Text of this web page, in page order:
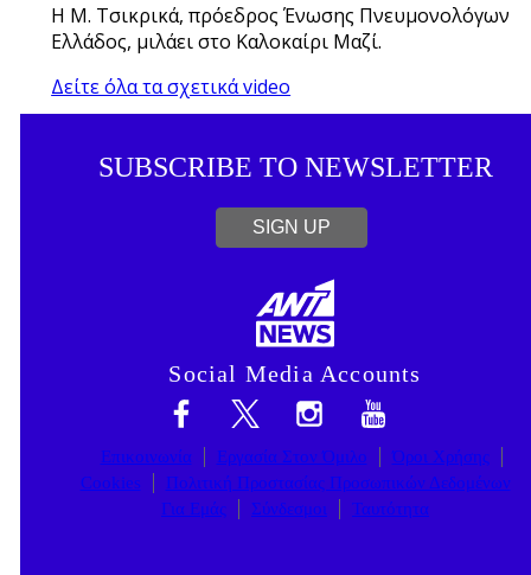
Η Μ. Τσικρικά, πρόεδρος Ένωσης Πνευμονολόγων
Ελλάδος, μιλάει στο Καλοκαίρι Μαζί.
Δείτε όλα τα σχετικά video
SUBSCRIBE TO NEWSLETTER
SIGN UP
Social Media Accounts
Επικοινωνία Εργασία Στον Όμιλο
Όροι Χρήσης
Cookies
Πολιτική Προστασίας Προσωπικών Δεδομένων
Για Εμάς
Σύνδεσμοι Ταυτότητα